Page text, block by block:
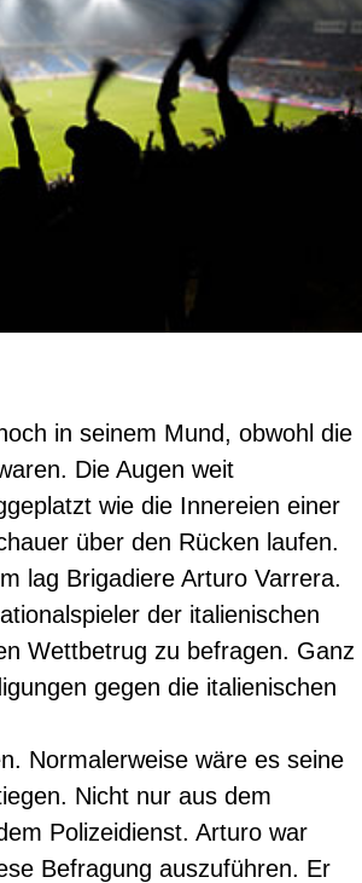
in seinem Mund, obwohl die
Die Augen weit
wie die Innereien einer
über den Rücken laufen.
lag Brigadiere Arturo Varrera.
der italienischen
Wettbetrug zu befragen. Ganz
gegen die italienischen
Normalerweise wäre es seine
Nicht nur aus dem
Polizeidienst. Arturo war
Befragung auszuführen. Er